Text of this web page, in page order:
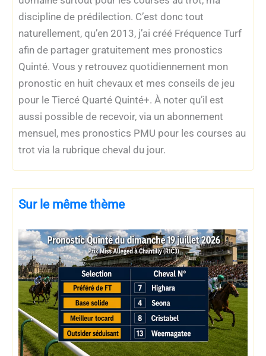
discipline de prédilection. C’est donc tout
naturellement, qu’en 2013, j’ai créé Fréquence Turf
afin de partager gratuitement mes pronostics
Quinté. Vous y retrouvez quotidiennement mon
pronostic en huit chevaux et mes conseils de jeu
pour le Tiercé Quarté Quinté+. À noter qu’il est
aussi possible de recevoir, via un abonnement
mensuel, mes pronostics PMU pour les courses au
trot via la rubrique cheval du jour.
Sur le même thème